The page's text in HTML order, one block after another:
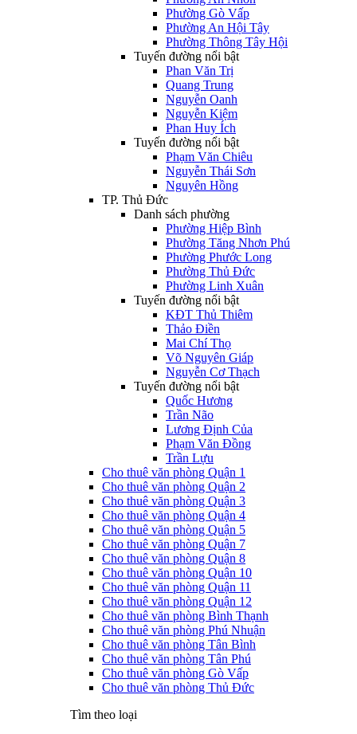
Phường Gò Vấp
Phường An Hội Tây
Phường Thông Tây Hội
Tuyến đường nổi bật
Phan Văn Trị
Quang Trung
Nguyễn Oanh
Nguyễn Kiệm
Phan Huy Ích
Tuyến đường nổi bật
Phạm Văn Chiêu
Nguyễn Thái Sơn
Nguyên Hồng
TP. Thủ Đức
Danh sách phường
Phường Hiệp Bình
Phường Tăng Nhơn Phú
Phường Phước Long
Phường Thủ Đức
Phường Linh Xuân
Tuyến đường nổi bật
KĐT Thủ Thiêm
Thảo Điền
Mai Chí Thọ
Võ Nguyên Giáp
Nguyễn Cơ Thạch
Tuyến đường nổi bật
Quốc Hương
Trần Não
Lương Định Của
Phạm Văn Đồng
Trần Lựu
Cho thuê văn phòng Quận 1
Cho thuê văn phòng Quận 2
Cho thuê văn phòng Quận 3
Cho thuê văn phòng Quận 4
Cho thuê văn phòng Quận 5
Cho thuê văn phòng Quận 7
Cho thuê văn phòng Quận 8
Cho thuê văn phòng Quận 10
Cho thuê văn phòng Quận 11
Cho thuê văn phòng Quận 12
Cho thuê văn phòng Bình Thạnh
Cho thuê văn phòng Phú Nhuận
Cho thuê văn phòng Tân Bình
Cho thuê văn phòng Tân Phú
Cho thuê văn phòng Gò Vấp
Cho thuê văn phòng Thủ Đức
Tìm theo loại